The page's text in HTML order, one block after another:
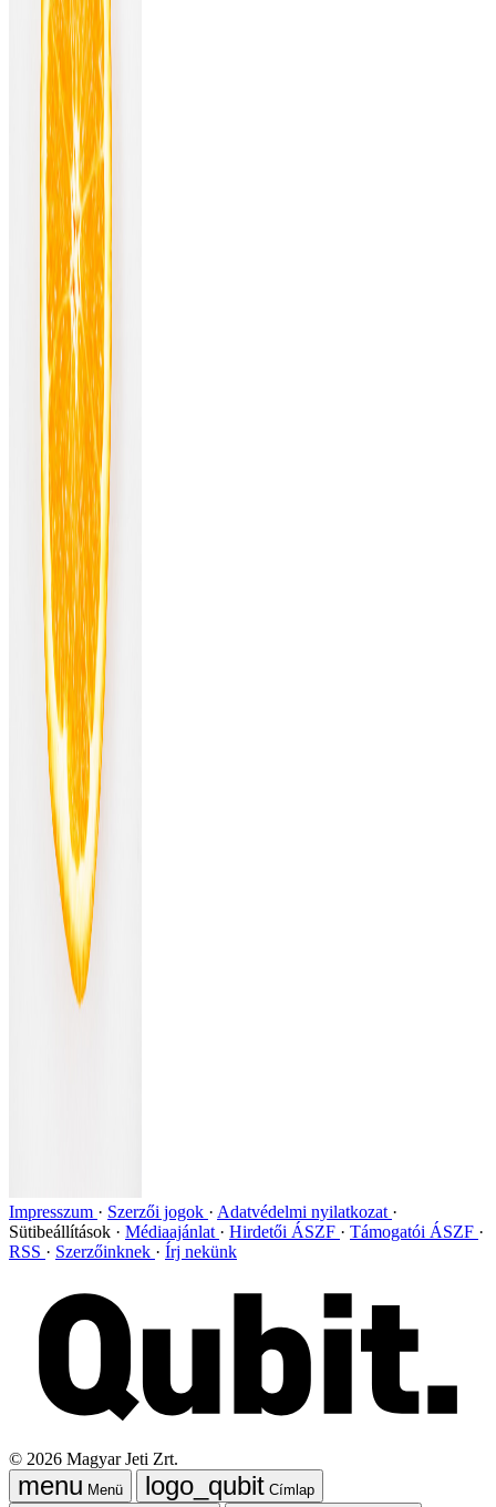
Impresszum Szerzői jogok
Adatvédelmi nyilatkozat
Sütibeállítások
Médiaajánlat Hirdetői ÁSZF
Támogatói ÁSZF
RSS
Szerzőinknek Írj nekünk
© 2026 Magyar Jeti Zrt.
Menü Címlap